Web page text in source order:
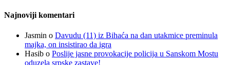
Najnoviji komentari
Jasmin o Davudu (11) iz Bihaća na dan utakmice preminula
majka, on insistirao da igra
Hasib o Poslije jasne provokacije policija u Sanskom Mostu
oduzela srpske zastave!